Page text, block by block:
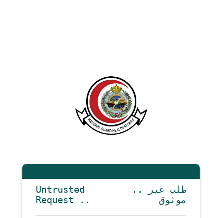
Untrusted
Request ..
.. طلب غير
موثوق